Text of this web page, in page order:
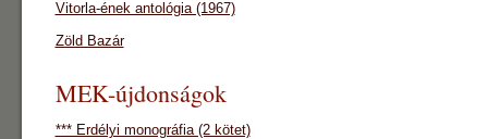
Vitorla-ének antológia (1967)
Zöld Bazár
MEK-újdonságok
*** Erdélyi monográfia (2 kötet)